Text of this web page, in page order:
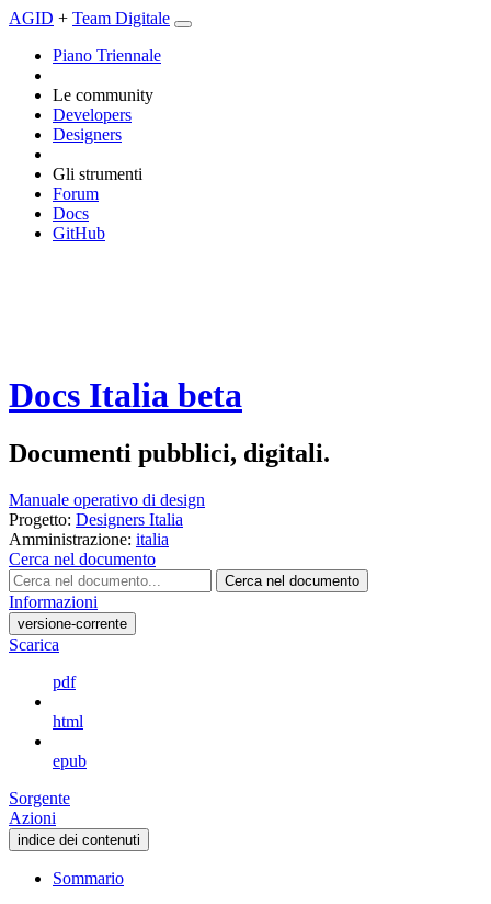
AGID + Team Digitale
Piano Triennale
Le community
Developers
Designers
Gli strumenti
Forum
Docs
GitHub
Docs Italia beta
Documenti pubblici, digitali.
Manuale operativo di design
Progetto: Designers Italia
Amministrazione: italia
Cerca nel documento
Cerca nel documento
Informazioni
versione-corrente
Scarica
pdf
html
epub
Sorgente
Azioni
indice dei contenuti
Sommario